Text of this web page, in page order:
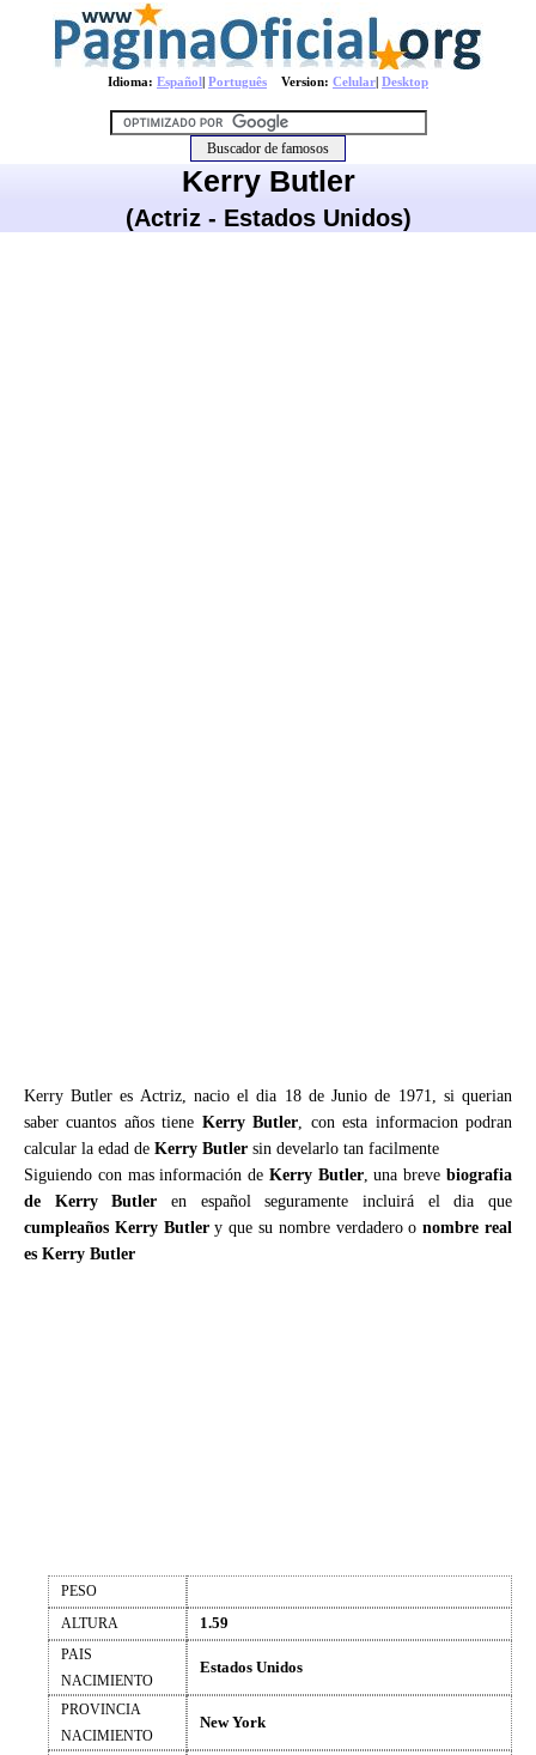
Idioma: Español| Português Version: Celular| Desktop
Kerry Butler
(Actriz - Estados Unidos)
Kerry Butler es Actriz, nacio el dia 18 de Junio de 1971, si querian
saber cuantos años tiene Kerry Butler, con esta informacion podran
calcular la edad de Kerry Butler sin develarlo tan facilmente
Siguiendo con mas información de Kerry Butler, una brevebiografia
de Kerry Butler en español seguramente incluirá el dia que
cumpleaños Kerry Butlery que su nombre verdadero onombre real
es Kerry Butler
PESO
ALTURA
1.59
PAIS
NACIMIENTO
Estados Unidos
PROVINCIA
NACIMIENTO
New York